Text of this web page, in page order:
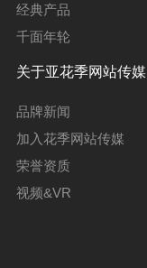
经典产品
千面年轮
关于亚花季网站传媒
品牌新闻
加入花季网站传媒
荣誉资质
视频&VR